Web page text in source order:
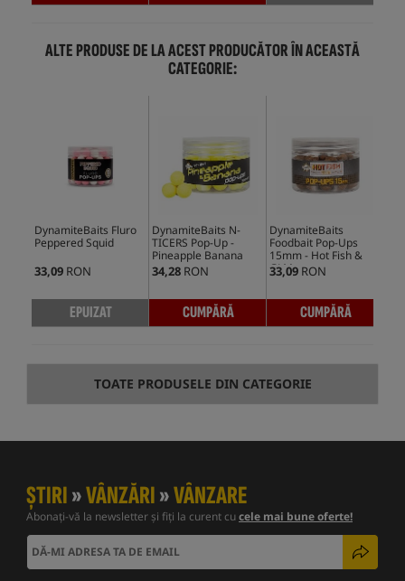
ALTE PRODUSE DE LA ACEST PRODUCĂTOR ÎN ACEASTĂ
CATEGORIE:
DynamiteBaits Fluro
Peppered Squid
33,09 RON
EPUIZAT
DynamiteBaits N-
TICERS Pop-Up -
Pineapple Banana
34,28 RON
CUMPĂRĂ
DynamiteBaits
Foodbait Pop-Ups
15mm - Hot Fish &
GLM
33,09 RON
CUMPĂRĂ
TOATE PRODUSELE DIN CATEGORIE
ȘTIRI»VÂNZĂRI»VÂNZARE
Abonați-vă la newsletter și fiți la curent cucele mai bune oferte!